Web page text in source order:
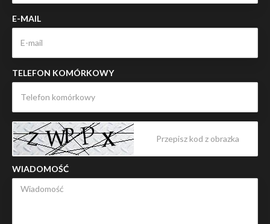
E-MAIL
TELEFON KOMÓRKOWY
WIADOMOŚĆ